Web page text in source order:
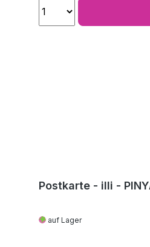
Postkarte - illi -
auf Lager